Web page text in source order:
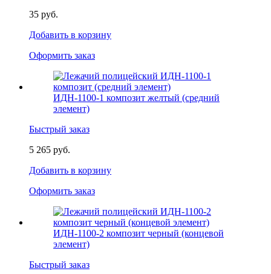
35 руб.
Добавить в корзину
Оформить заказ
ИДН-1100-1 композит желтый (средний
элемент)
Быстрый заказ
5 265 руб.
Добавить в корзину
Оформить заказ
ИДН-1100-2 композит черный (концевой
элемент)
Быстрый заказ